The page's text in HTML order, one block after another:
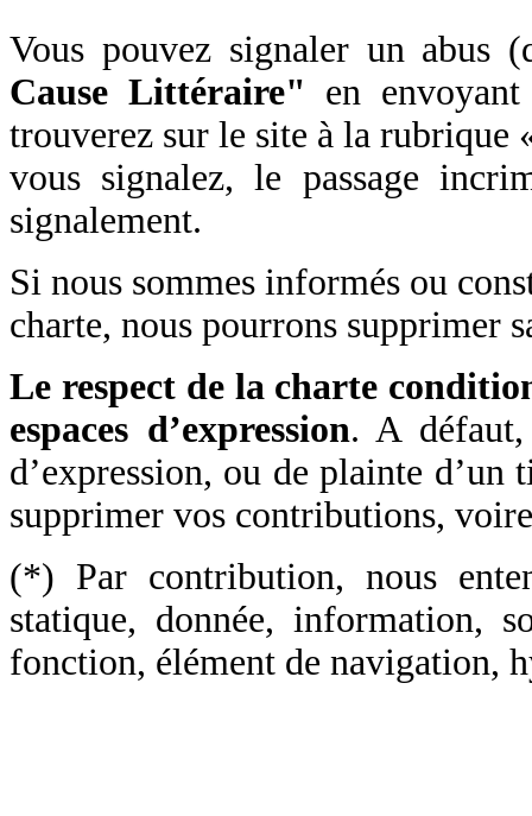
Vous pouvez signaler un abus
Cause Littéraire" en
trouverez sur le site à la rubrique
vous signalez, le passage
signalement.
Si nous sommes informés ou
charte, nous pourrons supprimer
Le respect de la charte
espaces d’expression. A
d’expression, ou de plainte
supprimer vos contributions,
(*) Par contribution, nous
statique, donnée, information,
fonction, élément de navigation,